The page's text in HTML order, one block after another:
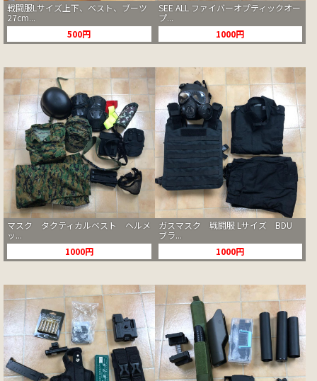
戦闘服Lサイズ上下、ベスト、ブーツ
27cm...
500円
SEE ALL ファイバーオプティックオー
プ...
1000円
マスク タクティカルベスト ヘルメ
ッ...
1000円
ガスマスク 戦闘服 Lサイズ BDU
ブラ...
1000円